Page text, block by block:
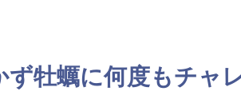
ず牡蠣に何度もチャ